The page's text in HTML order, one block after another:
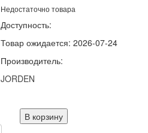
Недостаточно товара
Доступность:
Товар ожидается: 2026-07-24
Производитель:
JORDEN
В корзину